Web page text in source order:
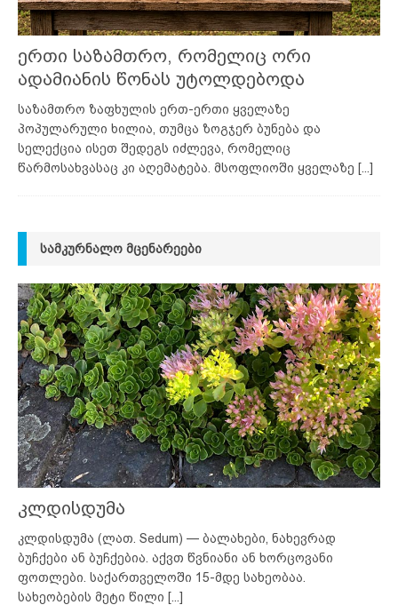
ერთი საზამთრო, რომელიც ორი
ადამიანის წონას უტოლდებოდა
საზამთრო ზაფხულის ერთ-ერთი ყველაზე
პოპულარული ხილია, თუმცა ზოგჯერ ბუნება და
სელექცია ისეთ შედეგს იძლევა, რომელიც
წარმოსახვასაც კი აღემატება. მსოფლიოში ყველაზე [...]
ᲡᲐᲛᲙᲣᲠᲜᲐᲚᲝ ᲛᲪᲔᲜᲐᲠᲔᲔᲑᲘ
კლდისდუმა
კლდისდუმა (ლათ. Sedum) — ბალახები, ნახევრად
ბუჩქები ან ბუჩქებია. აქვთ წვნიანი ან ხორცოვანი
ფოთლები. საქართველოში 15-მდე სახეობაა.
სახეობების მეტი წილი [...]